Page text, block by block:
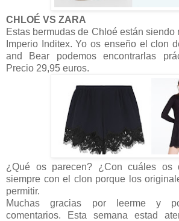
CHLOÉ VS ZARA
Estas bermudas de Chloé están siendo
Imperio Inditex. Yo os enseño el clon
and Bear podemos encontrarlas
Precio 29,95 euros.
¿Qué os parecen? ¿Con cuáles os
siempre con el clon porque los
permitir.
Muchas gracias por leerme y
comentarios. Esta semana estad